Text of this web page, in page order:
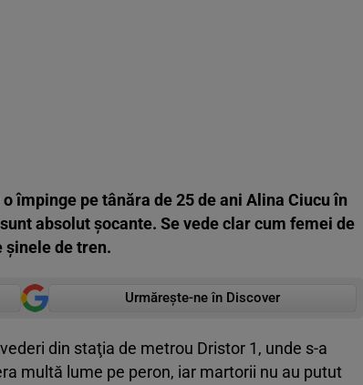
împinge pe tânăra de 25 de ani Alina Ciucu în
absolut şocante. Se vede clar cum femei de
şinele de tren.
Urmărește-ne în Discover
din staţia de metrou Dristor 1, unde s-a
multă lume pe peron, iar martorii nu au putut